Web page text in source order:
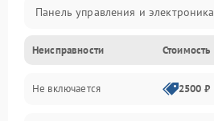
Панель управления и электроника
Дверца и корпус
Механика и внутренние элементы
Неисправности Стоимость
Не включается 2500 ₽